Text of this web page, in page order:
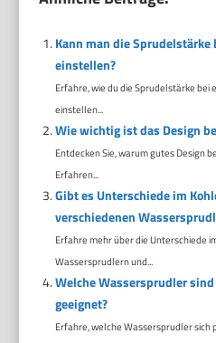
Kann man die
einstellen?
Erfahre, wie du die Sprudelstärke
einstellen...
Wie wichtig ist das Design
Entdecken Sie, warum gutes Design
Erfahren...
Gibt es Unterschiede im
verschiedenen
Erfahre mehr über die Unterschiede
Wassersprudlern und...
Welche Wassersprudler
geeignet?
Erfahre, welche Wassersprudler